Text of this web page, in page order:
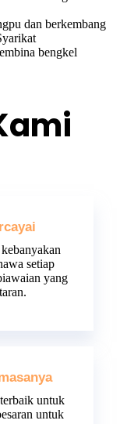
dan berkembang
bengkel
setiap
yang
untuk
untuk